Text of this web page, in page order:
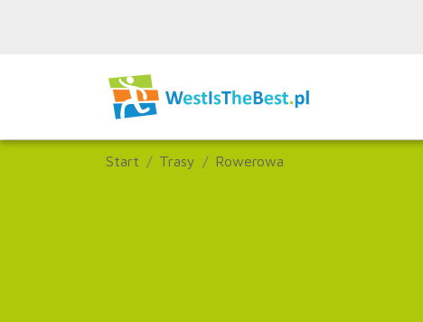
Start Trasy Rowerowa